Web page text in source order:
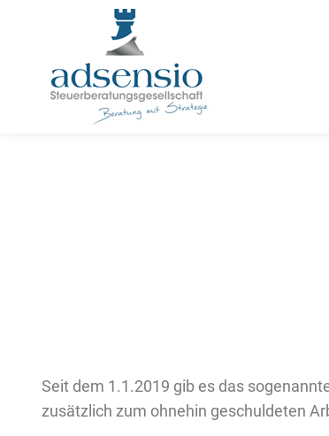
Seit dem 1.1.2019 gib es das
zusätzlich zum ohnehin geschuldeten